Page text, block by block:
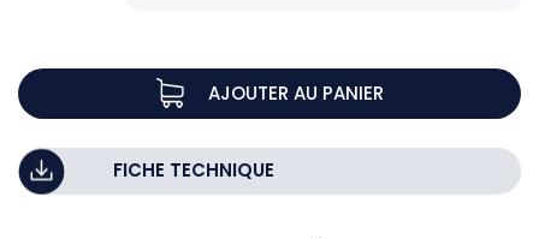
AJOUTER AU PANIER
FICHE TECHNIQUE